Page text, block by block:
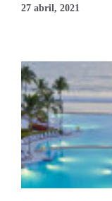
27 abril, 2021